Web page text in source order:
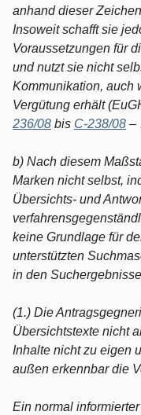
anhand dieser
Insoweit schafft sie
Voraussetzungen für
und nutzt sie nicht
Kommunikation, auch
Vergütung erhält
236/08 bis C-238/08 –
b) Nach diesem
Marken nicht selbst,
Übersichts- und
keine Grundlage für
unterstützten
in den
(1.) Die
Übersichtstexte nicht
Inhalte nicht zu eigen
außen erkennbar die
Ein normal